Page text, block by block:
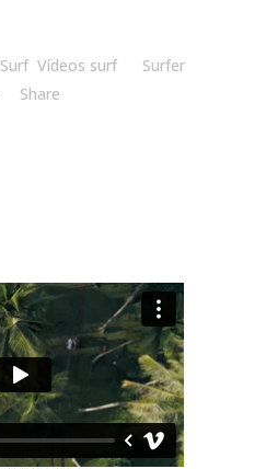
Surf Vídeos surf
Surfer
Share